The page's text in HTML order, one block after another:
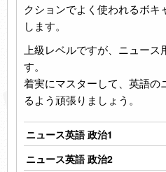
クションでよく使われるボキ
します。
上級レベルですが、ニュー
す。
着実にマスターして、英語
るよう頑張りましょう。
ニュース英語 政治1
ニュース英語 政治2